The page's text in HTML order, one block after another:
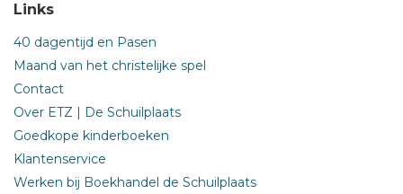
Links
40 dagentijd en Pasen
Maand van het christelijke spel
Contact
Over ETZ | De Schuilplaats
Goedkope kinderboeken
Klantenservice
Werken bij Boekhandel de Schuilplaats